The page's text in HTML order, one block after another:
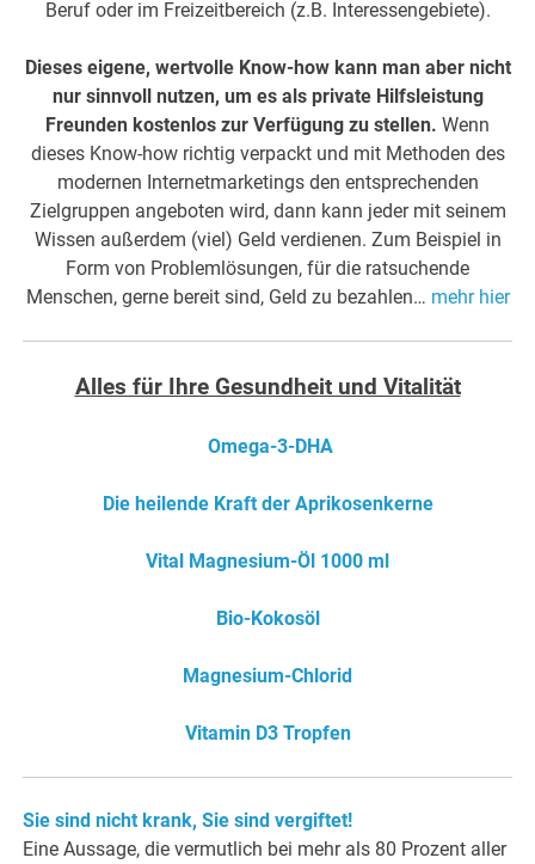
Beruf oder im Freizeitbereich (z.B. Interessengebiete).
Dieses eigene, wertvolle Know-how kann man aber nicht
nur sinnvoll nutzen, um es als private Hilfsleistung
Freunden kostenlos zur Verfügung zu stellen. Wenn
dieses Know-how richtig verpackt und mit Methoden des
modernen Internetmarketings den entsprechenden
Zielgruppen angeboten wird, dann kann jeder mit seinem
Wissen außerdem (viel) Geld verdienen. Zum Beispiel in
Form von Problemlösungen, für die ratsuchende
Menschen, gerne bereit sind, Geld zu bezahlen… mehr hier
Alles für Ihre Gesundheit und Vitalität
Omega-3-DHA
Die heilende Kraft der Aprikosenkerne
Vital Magnesium-Öl 1000 ml
Bio-Kokosöl
Magnesium-Chlorid
Vitamin D3 Tropfen
Sie sind nicht krank, Sie sind vergiftet!
Eine Aussage, die vermutlich bei mehr als 80 Prozent aller